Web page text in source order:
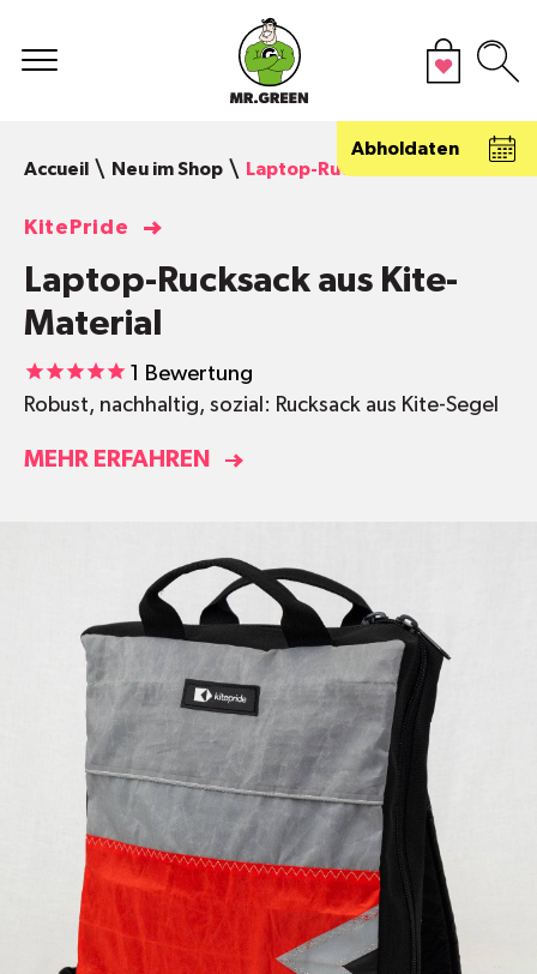
Abholdaten
Accueil
Neu im Shop Laptop-Rucksack aus Kite-
KitePride
Laptop-Rucksack aus Kite-
Material
1 Bewertung
Robust, nachhaltig, sozial: Rucksack aus Kite-Segel
MEHR ERFAHREN